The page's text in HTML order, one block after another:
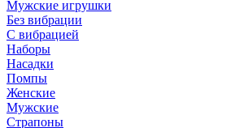
Мужские игрушки
Без вибрации
С вибрацией
Наборы
Насадки
Помпы
Женские
Мужские
Страпоны